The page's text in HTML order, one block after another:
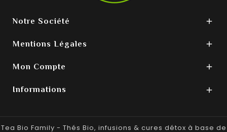
Notre Société 
Mentions Légales 
Mon Compte 
Informations 
Tea Bio Family - Thés Bio, infusions & cures détox à base de